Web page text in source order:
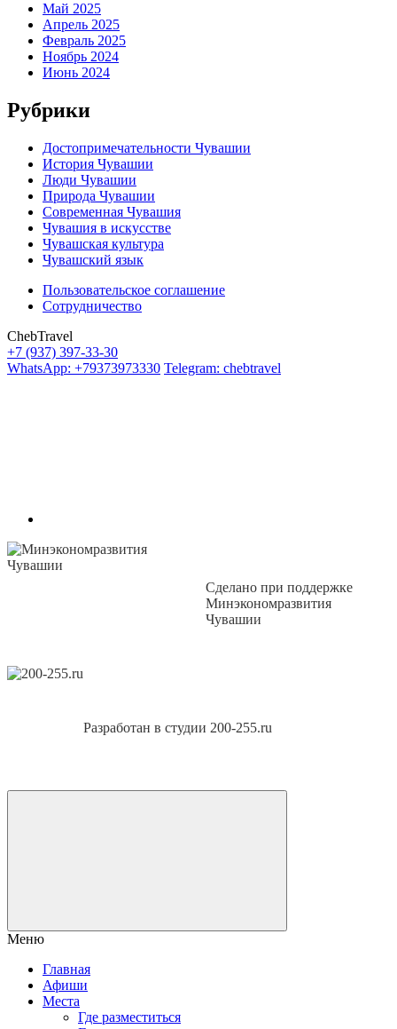
Май 2025
Апрель 2025
Февраль 2025
Ноябрь 2024
Июнь 2024
Рубрики
Достопримечательности Чувашии
История Чувашии
Люди Чувашии
Природа Чувашии
Современная Чувашия
Чувашия в искусстве
Чувашская культура
Чувашский язык
Пользовательское соглашение
Сотрудничество
ChebTravel
+7 (937) 397-33-30
WhatsApp: +79373973330 Telegram: chebtravel
Сделано при поддержке
Минэкономразвития
Чувашии
Разработан в студии 200-255.ru
Меню
Главная
Афиши
Места
Где разместиться